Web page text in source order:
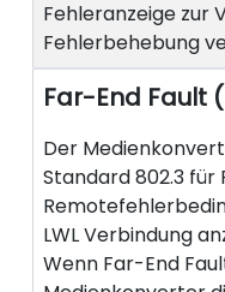
Fehleranzeige zur
Fehlerbehebung
Far-End Fault
Der
Standard 802.3 für
LWL Verbindung
Wenn Far-End